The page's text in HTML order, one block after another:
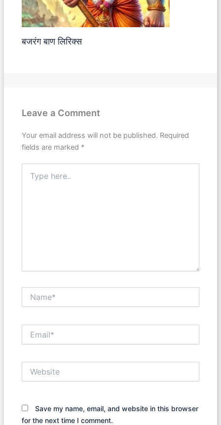
बजरंग बाण लिरिक्स
Leave a Comment
Your email address will not be published. Required
fields are marked *
here..
Save my name, email, and website in this browser
for the next time I comment.